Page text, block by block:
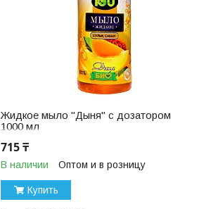
Жидкое мыло "Дыня" с дозатором
1000 мл
715 ₸
В наличии Оптом и в розницу
Купить